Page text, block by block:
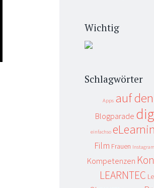
Wichtig
Schlagwörter
Apps auf
Blogparade
einfachso
Film Frauen Instagram
Kompetenzen
LEARNTEC